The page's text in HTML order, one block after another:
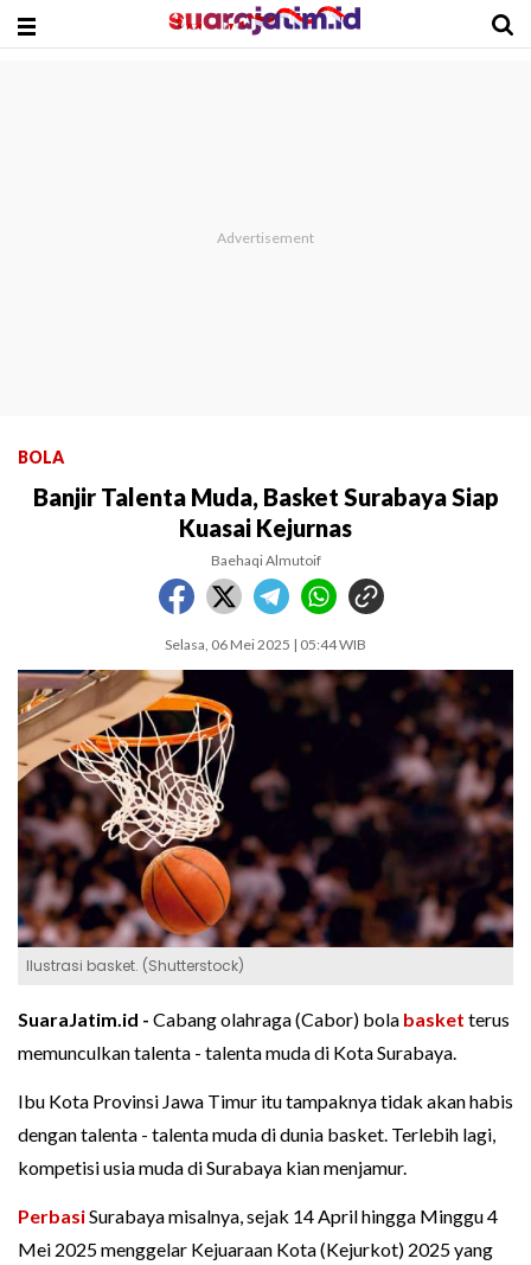
BOLA
Banjir Talenta Muda, Basket Surabaya Siap
Kuasai Kejurnas
Baehaqi Almutoif
Selasa, 06 Mei 2025 | 05:44 WIB
Ilustrasi basket. (Shutterstock)
SuaraJatim.id - Cabang olahraga (Cabor) bola basket terus
memunculkan talenta - talenta muda di Kota Surabaya.
Ibu Kota Provinsi Jawa Timur itu tampaknya tidak akan habis
dengan talenta - talenta muda di dunia basket. Terlebih lagi,
kompetisi usia muda di Surabaya kian menjamur.
PerbasiSurabaya misalnya, sejak 14 April hingga Minggu 4
Mei 2025 menggelar Kejuaraan Kota (Kejurkot) 2025 yang